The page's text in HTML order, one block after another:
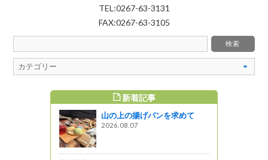
TEL:0267-63-3131
FAX:0267-63-3105
新着記事
山の上の揚げパンを求めて
2026.08.07